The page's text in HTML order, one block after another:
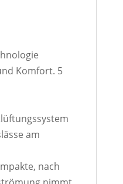
Komfort. 5
am
nach